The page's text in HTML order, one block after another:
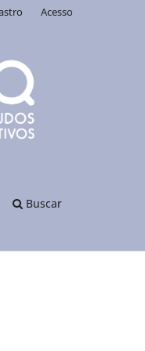
Buscar
Acesso